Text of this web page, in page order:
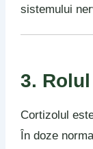
sistemului
3.
Cortizolul
În doze